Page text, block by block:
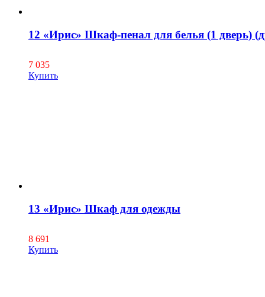
12 «Ирис» Шкаф-пенал для белья (1 дверь)
7 035
Купить
13 «Ирис» Шкаф для одежды
8 691
Купить